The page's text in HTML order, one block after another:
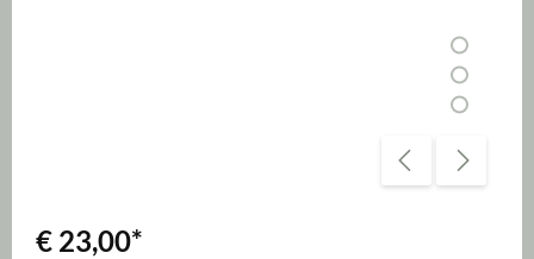
€ 23,00*